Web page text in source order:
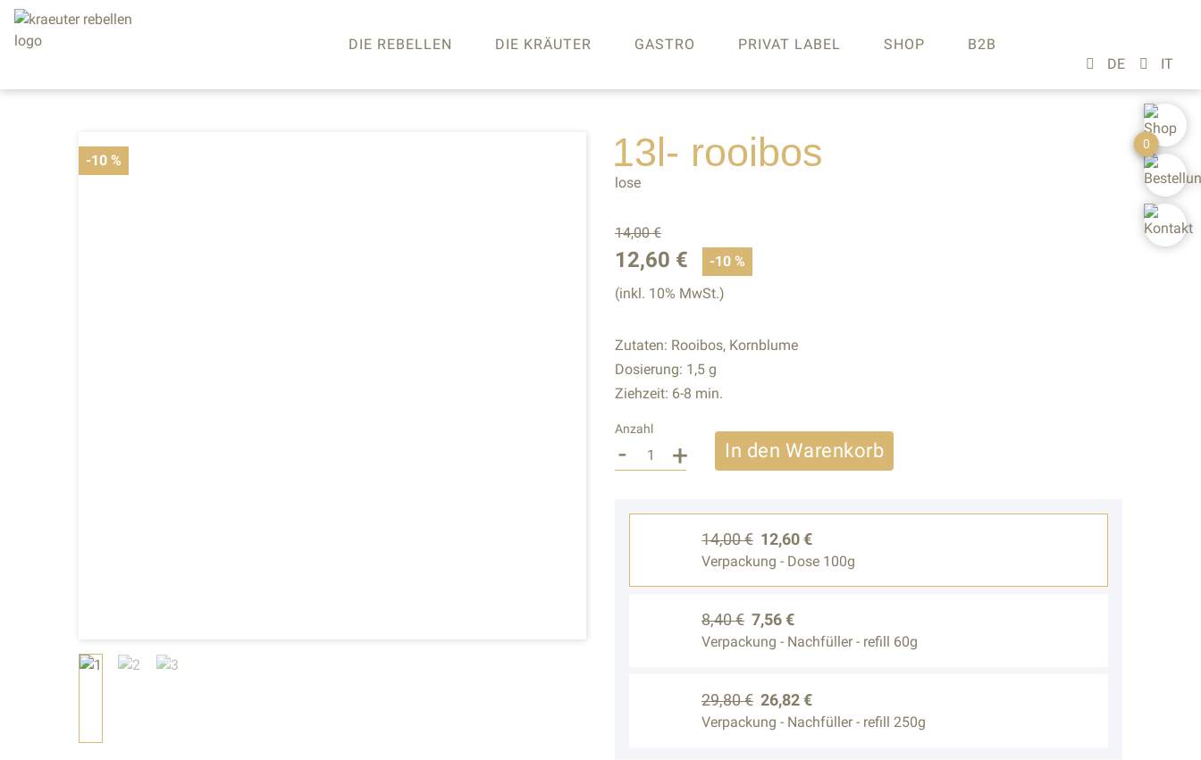
-10 % 13l- rooibos
lose
14,00 €
12,60 €
-10 %
(inkl. 10% MwSt.)
Zutaten: Rooibos, Kornblume
Dosierung: 1,5 g
Ziehzeit: 6-8 min.
Anzahl
- + In den Warenkorb
14,00 € 12,60 €
Verpackung - Dose 100g
8,40 € 7,56 €
Verpackung - Nachfüller - refill 60g
29,80 € 26,82 €
Verpackung - Nachfüller - refill 250g
DIE REBELLEN DIE KRÄUTER GASTRO PRIVAT LABEL SHOP B2B
0